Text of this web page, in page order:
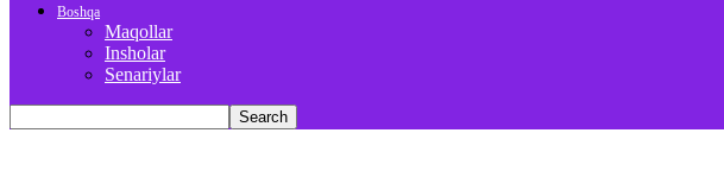
Boshqa
Maqollar
Insholar
Senariylar